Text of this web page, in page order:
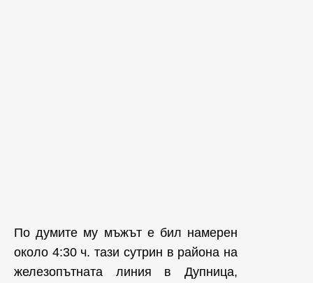
По думите му мъжът е бил намерен
около 4:30 ч. тази сутрин в района на
железопътната линия в Дупница,